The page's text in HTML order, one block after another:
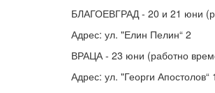
БЛАГОЕВГРАД - 20 и 21 юни
Адрес: ул. "Елин Пелин“ 2
ВРАЦА - 23 юни (работно
Адрес: ул. "Георги Апостолов“